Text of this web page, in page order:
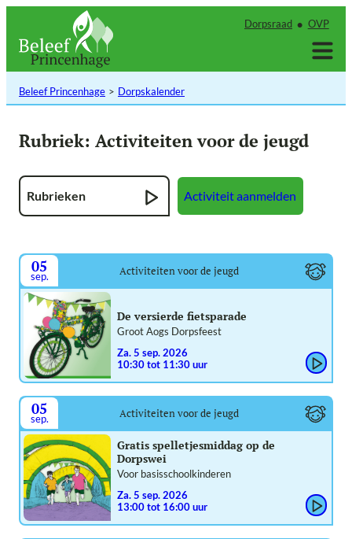
inhoud
Dorpsraad OVP
Beleef Princenhage Dorpskalender
Rubriek: Activiteiten voor de jeugd
Rubrieken Activiteit aanmelden
05
sep. Activiteiten voor de jeugd
De versierde fietsparade
Groot Aogs Dorpsfeest
za. 5 sep. 2026
10:30 tot 11:30 uur
05
sep. Activiteiten voor de jeugd
Gratis spelletjesmiddag op de
Dorpswei
Voor basisschoolkinderen
za. 5 sep. 2026
13:00 tot 16:00 uur